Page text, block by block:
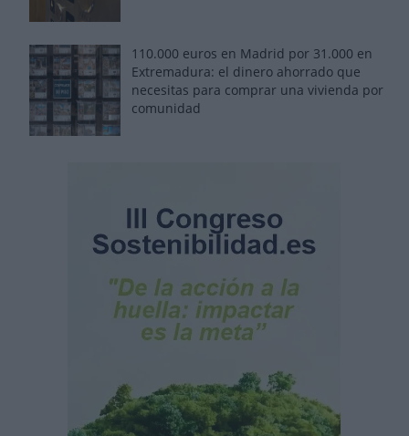
110.000 euros en Madrid por 31.000 en
Extremadura: el dinero ahorrado que
necesitas para comprar una vivienda por
comunidad